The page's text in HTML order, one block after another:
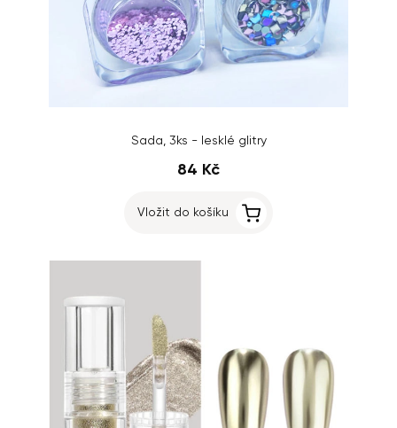
Sada, 3ks - lesklé glitry
84 Kč
Vložit do košíku